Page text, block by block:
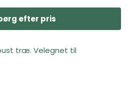
efter pris
træ. Velegnet til